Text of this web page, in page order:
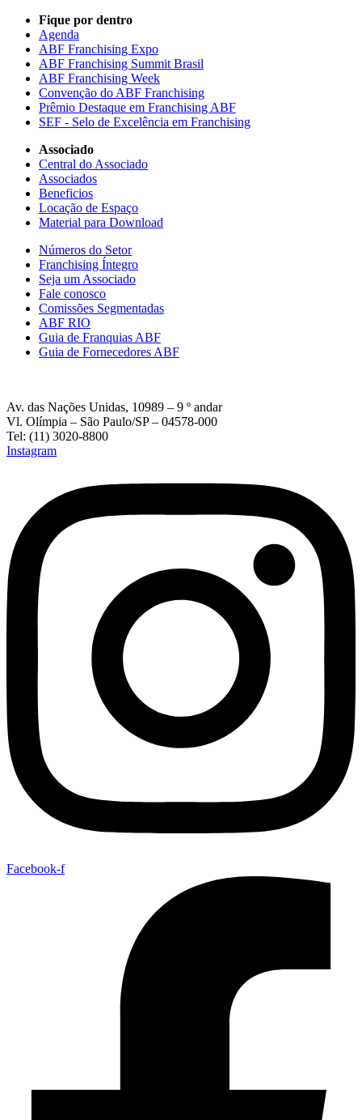
Fique por dentro
Agenda
ABF Franchising Expo
ABF Franchising Summit Brasil
ABF Franchising Week
Convenção do ABF Franchising
Prêmio Destaque em Franchising ABF
SEF - Selo de Excelência em Franchising
Associado
Central do Associado
Associados
Beneficios
Locação de Espaço
Material para Download
Números do Setor
Franchising Íntegro
Seja um Associado
Fale conosco
Comissões Segmentadas
ABF RIO
Guia de Franquias ABF
Guia de Fornecedores ABF
Av. das Nações Unidas, 10989 – 9 º andar
Vl. Olímpia – São Paulo/SP – 04578-000
Tel: (11) 3020-8800
Instagram
Facebook-f